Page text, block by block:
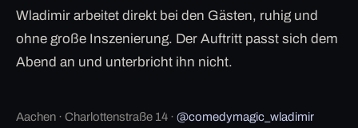
Wladimir arbeitet direkt bei den Gästen, ruhig und
ohne große Inszenierung. Der Auftritt passt sich dem
Abend an und unterbricht ihn nicht.
Aachen · Charlottenstraße 14 · @comedymagic_wladimir